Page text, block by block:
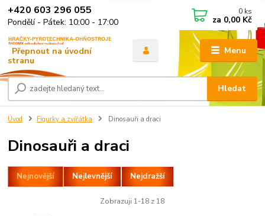
Menu
Hledat
+420 603 296 055
Pondělí - Pátek: 10:00 - 17:00
0 ks
za 0,00 Kč
Úvod Figurky a zvířátka Dinosauři a draci
Dinosauři a draci
Nejnovější Nejlevnější Nejdražší
Zobrazuji 1-18 z 18